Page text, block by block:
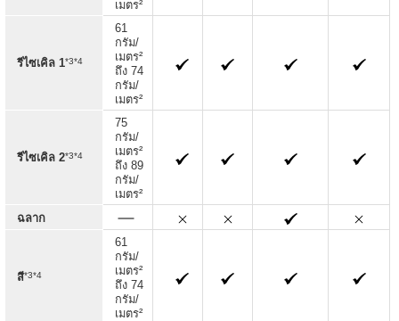
เมตร²
รีไซเคิล 1*3*4
61
กรัม/
เมตร²
ถึง 74
กรัม/
เมตร²
รีไซเคิล 2*3*4
75
กรัม/
เมตร²
ถึง 89
กรัม/
เมตร²
ฉลาก
สี*3*4
61
กรัม/
เมตร²
ถึง 74
กรัม/
เมตร²